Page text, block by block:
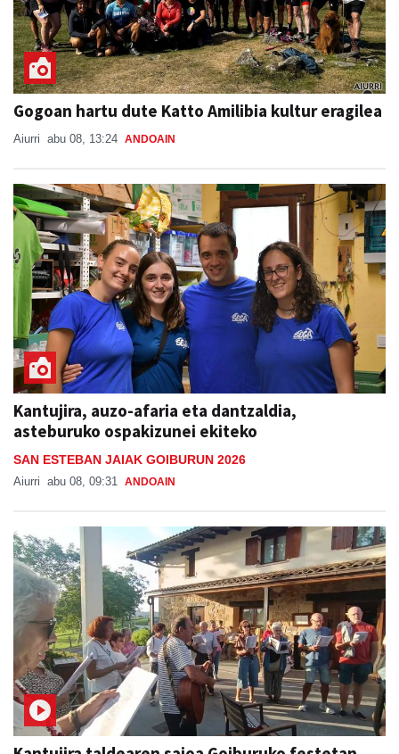
Gogoan hartu dute Katto Amilibia kultur eragilea
Aiurri abu 08, 13:24 ANDOAIN
Kantujira, auzo-afaria eta dantzaldia,
asteburuko ospakizunei ekiteko
SAN ESTEBAN JAIAK GOIBURUN 2026
Aiurri abu 08, 09:31 ANDOAIN